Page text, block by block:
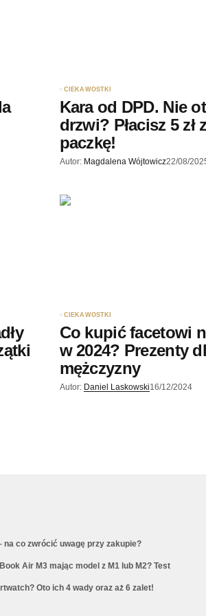
CIEKAWOSTKI
Kara od DPD. Nie
drzwi? Płacisz 5 zł
paczkę!
Autor: Magdalena Wójtowicz22/08/
CIEKAWOSTKI
Co kupić facetowi
w 2024? Prezenty
mężczyzny
Autor: Daniel Laskowski16/12/2024
na co zwrócić uwagę przy zakupie?
Air M3 mając model z M1 lub M2? Test
Oto ich 4 wady oraz aż 6 zalet!